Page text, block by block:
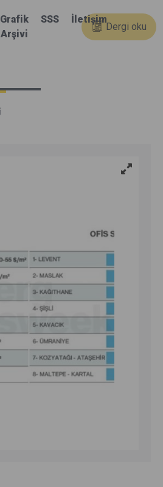
Grafik
Arşivi
SSS İletişim
Dergi oku